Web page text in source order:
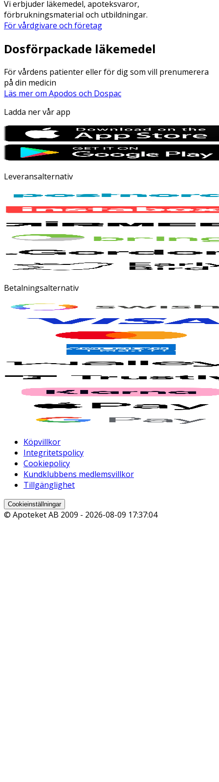
Vi erbjuder läkemedel, apoteksvaror,
förbrukningsmaterial och utbildningar.
För vårdgivare och företag
Dosförpackade läkemedel
För vårdens patienter eller för dig som vill prenumerera
på din medicin
Läs mer om Apodos och Dospac
Ladda ner vår app
Leveransalternativ
Betalningsalternativ
Köpvillkor
Integritetspolicy
Cookiepolicy
Kundklubbens medlemsvillkor
Tillgänglighet
Cookieinställningar
© Apoteket AB 2009 - 2026-08-09 17:37:04